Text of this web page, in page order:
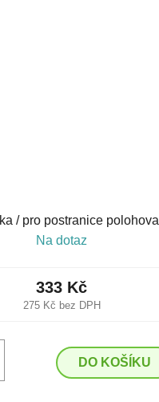
/ pro postranice
Na dotaz
275 Kč bez DPH
333 Kč
DO KOŠÍKU